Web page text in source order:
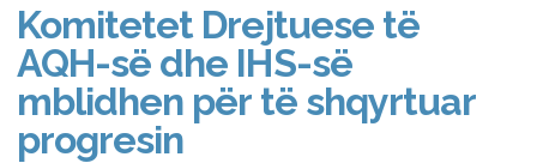
Komitetet Drejtuese të
AQH-së dhe IHS-së
mblidhen për të shqyrtuar
progresin